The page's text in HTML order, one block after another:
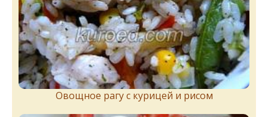
Овощное рагу с курицей и рисом